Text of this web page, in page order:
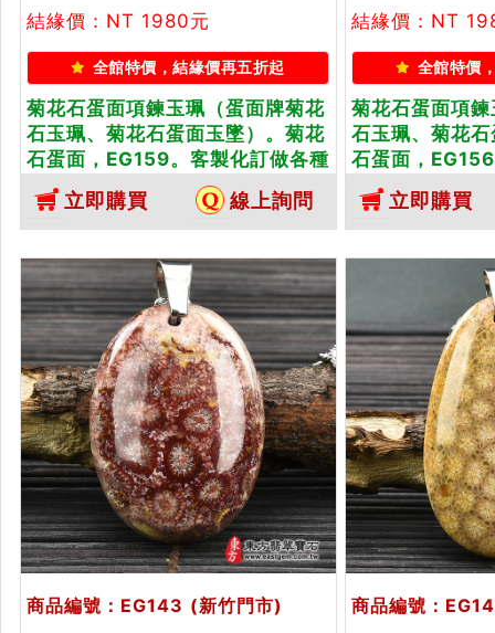
結緣價：NT 1980元
全館特價，結緣價再五折起
菊花石蛋面項鍊玉珮（蛋面牌菊花
石玉珮、菊花石蛋面玉墜）。菊花
石蛋面，EG159。客製化訂做各種
菊花石蛋面吊墜玉珮項鍊。★東方
翡翠寶石保證卡
立即購買 線上詢問
結緣價：NT
全館特價
菊花石蛋面項
石玉珮、菊花
石蛋面，
菊花石蛋面吊
翡翠寶石保證卡
立即購買
商品編號：EG143 (新竹門市)
商品編號：